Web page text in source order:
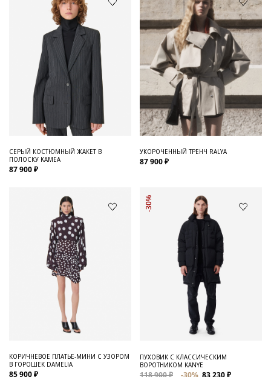
СЕРЫЙ КОСТЮМНЫЙ ЖАКЕТ В
ПОЛОСКУ KAMEA
87 900 ₽
УКОРОЧЕННЫЙ ТРЕНЧ RALYA
87 900 ₽
КОРИЧНЕВОЕ ПЛАТЬЕ-МИНИ С УЗОРОМ
В ГОРОШЕК DAMELIA
85 900 ₽
-30%
ПУХОВИК С КЛАССИЧЕСКИМ
ВОРОТНИКОМ KANYE
118 900 ₽ -30% 83 230 ₽